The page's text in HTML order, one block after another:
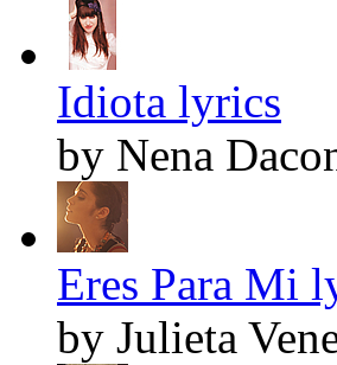
Idiota lyrics
by Nena
Eres Para Mi
by Julieta